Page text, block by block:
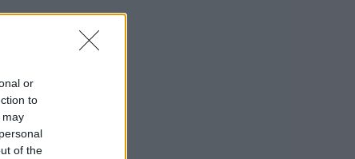
or
to
may
of the